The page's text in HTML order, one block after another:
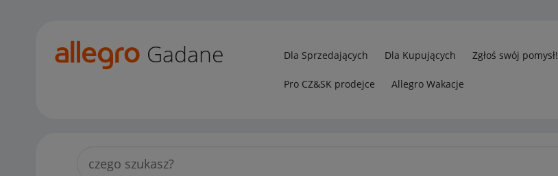
Gadane Dla Sprzedających Dla Kupujących Zgłoś swój pomysł!
Pro CZ&SK prodejce Allegro Wakacje